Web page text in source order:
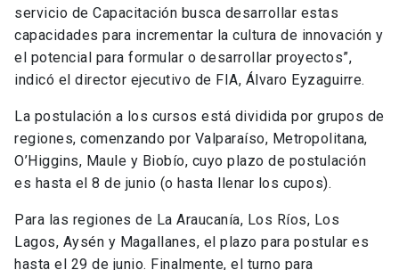
servicio de Capacitación busca desarrollar estas
capacidades para incrementar la cultura de innovación y
el potencial para formular o desarrollar proyectos”,
indicó el director ejecutivo de FIA, Álvaro Eyzaguirre.
La postulación a los cursos está dividida por grupos de
regiones, comenzando por Valparaíso, Metropolitana,
O’Higgins, Maule y Biobío, cuyo plazo de postulación
es hasta el 8 de junio (o hasta llenar los cupos).
Para las regiones de La Araucanía, Los Ríos, Los
Lagos, Aysén y Magallanes, el plazo para postular es
hasta el 29 de junio. Finalmente, el turno para